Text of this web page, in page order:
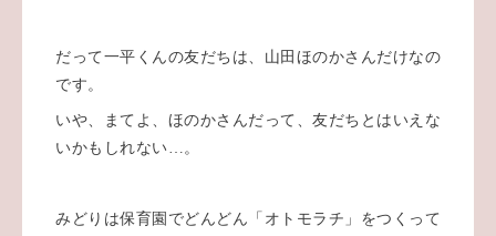
だって一平くんの友だちは、山田ほのかさんだけなの
です。
いや、まてよ、ほのかさんだって、友だちとはいえな
いかもしれない…。
みどりは保育園でどんどん「オトモラチ」をつくって